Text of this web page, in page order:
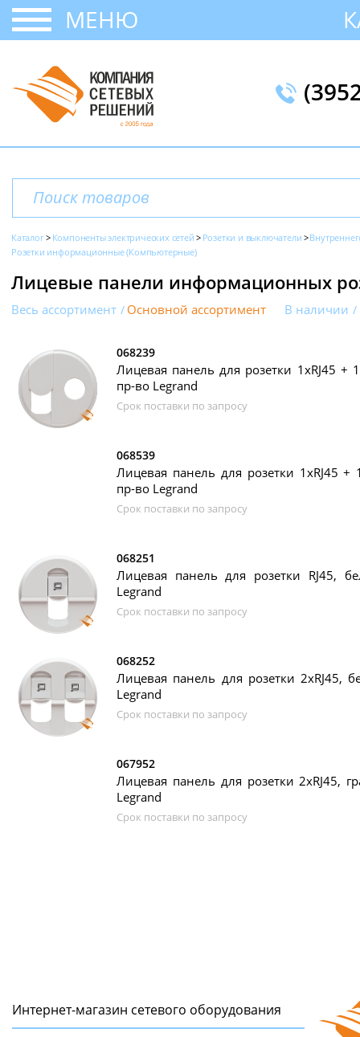
МЕНЮ
Каталог Компоненты электрических сетей Розетки и выключатели
Розетки информационные (Компьютерные)
Лицевые панели информационных
Весь ассортимент Основной ассортимент В наличии
068239
Лицевая панель для розетки 1хRJ45 +
пр-во Legrand
Срок поставки по запросу
068539
Лицевая панель для розетки 1хRJ45 +
пр-во Legrand
Срок поставки по запросу
068251
Лицевая панель для розетки RJ45,
Legrand
Срок поставки по запросу
068252
Лицевая панель для розетки 2xRJ45,
Legrand
Срок поставки по запросу
067952
Лицевая панель для розетки 2xRJ45,
Legrand
Срок поставки по запросу
Интернет-магазин сетeвого оборудования